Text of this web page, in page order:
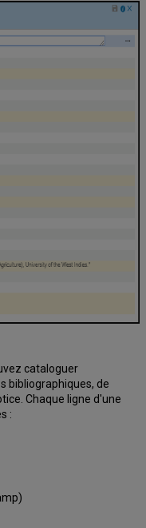
cataloguer
bibliographiques, de
Chaque ligne d'une
: